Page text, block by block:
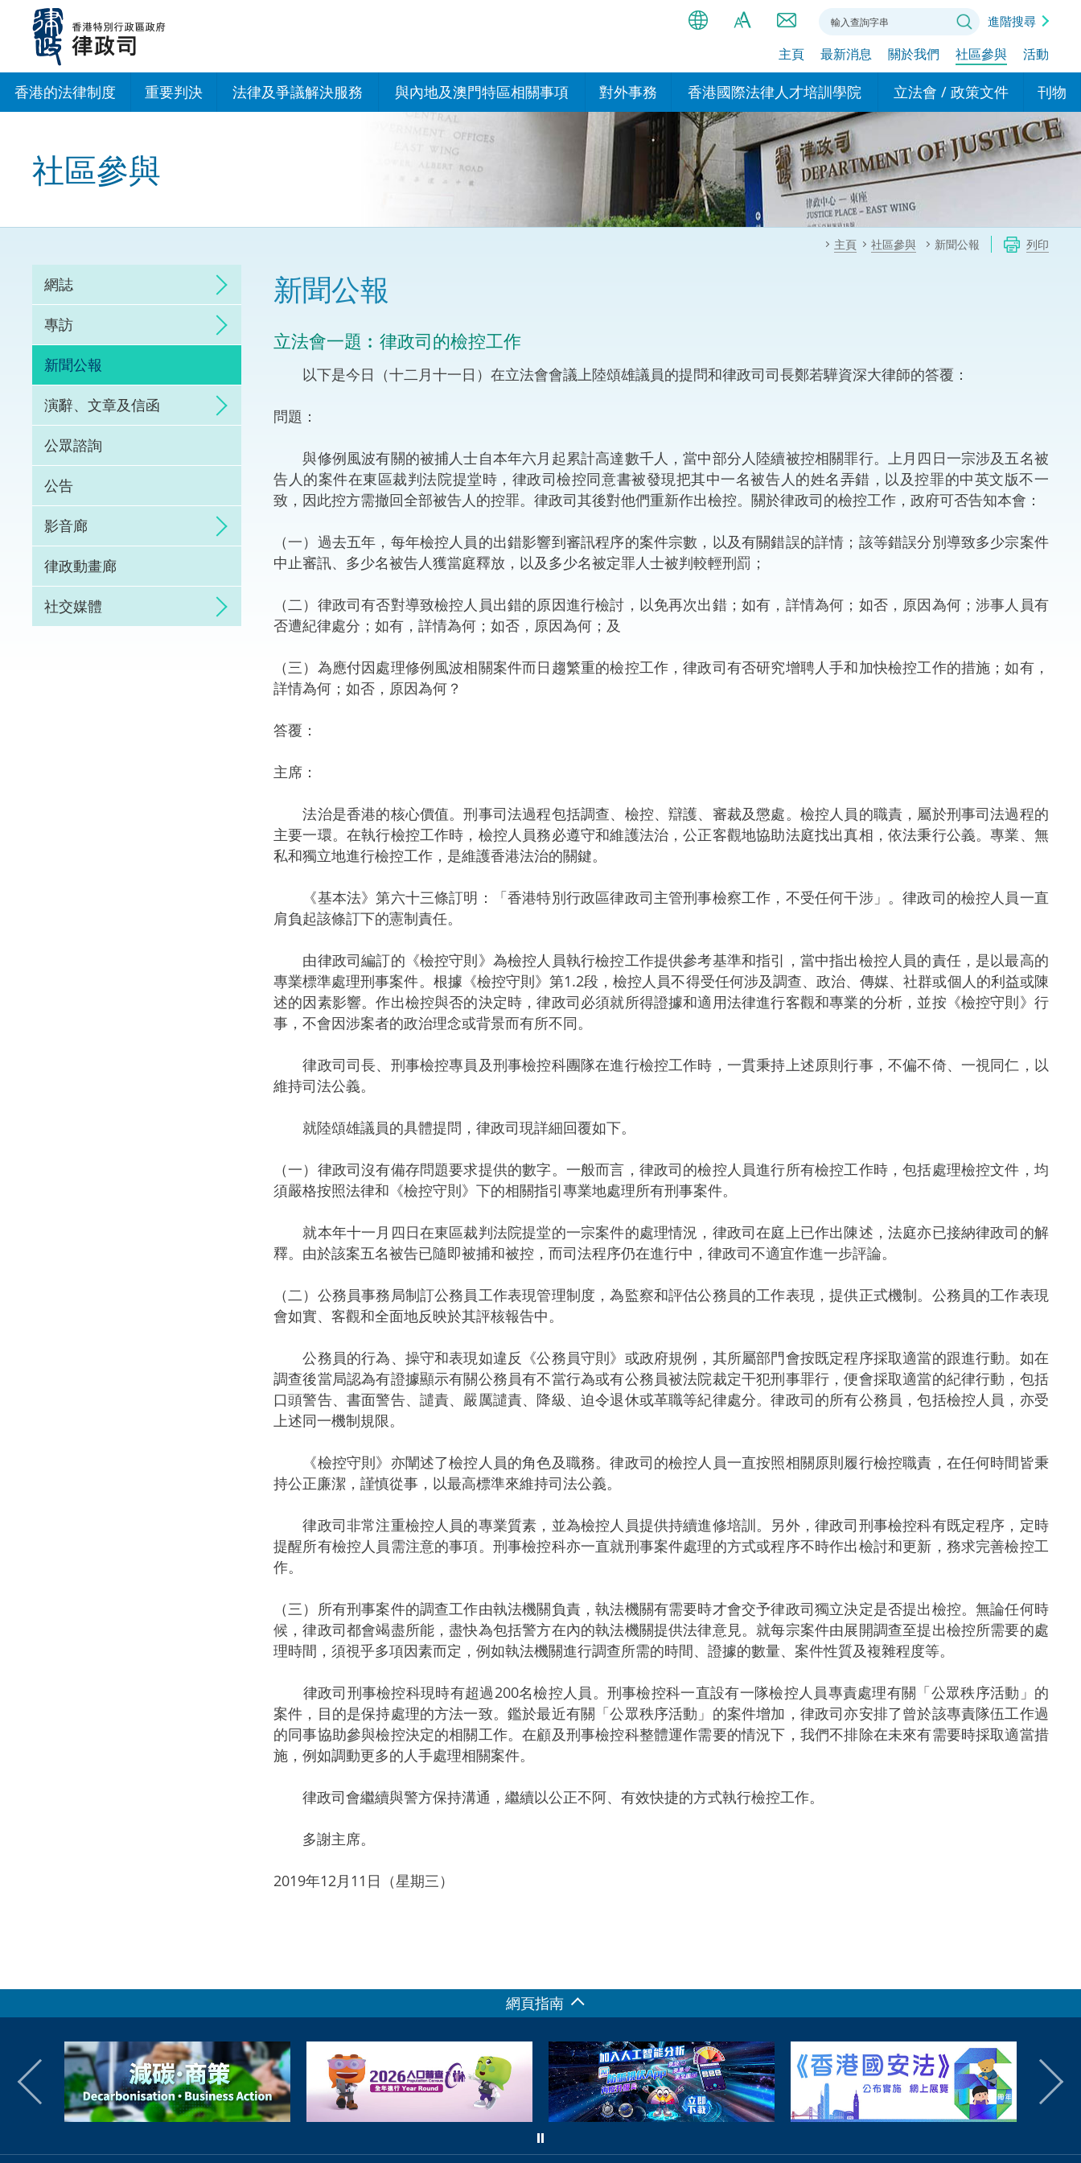
內
简
EN
Bahasa Indonesia (印尼語)
हिन्दी (印度語)
नेपाली (尼泊爾語)
Tiếng Việt (越南語)
A
A
進階搜尋
主頁 最新消息 關於我們 社區參與 活動
香港的法律制度 重要判決 法律及爭議解決服務
訴訟
網上爭議解決及法律科技
體育爭議解決先導計劃
能力建設
法律樞紐
促成交易和爭議解決服務中心
與內地及澳門特區相關事項
與內地的安排
香港與內地相互認可和執行民
商事案件判決的安排
關於建立更緊密經貿關係的安
與澳門特區的安排
“一帶一路”建設
對外事務
國際政府機構在香港設立辦事
處或運作
多邊協定
其他協定
香港國際法律人才培訓學院
我們的學院
我們的專家委員會
我們的辦公室
我們的培訓課程和能力建設項
立法會 / 政策文件
現行政策措施
政策文件
特別財務委員會
刊物
基本
民事
刑事
一般
社區參與
主頁 社區參與 新聞公報 列印
網誌
專訪
新聞公報
演辭、文章及信函
公眾諮詢
公告
影音廊
律政動畫廊
社交媒體
新聞公報
立法會一題︰律政司的檢控工作
以下是今日（十二月十一日）在立法會會議上陸頌雄議員的提問和律政司司長鄭若驊資深大律師的答覆：
問題：
與修例風波有關的被捕人士自本年六月起累計高達數千人，當中部分人陸續被控相關罪行。上月四日一宗涉及五名被
告人的案件在東區裁判法院提堂時，律政司檢控同意書被發現把其中一名被告人的姓名弄錯，以及控罪的中英文版不一
致，因此控方需撤回全部被告人的控罪。律政司其後對他們重新作出檢控。關於律政司的檢控工作，政府可否告知本會：
（一）過去五年，每年檢控人員的出錯影響到審訊程序的案件宗數，以及有關錯誤的詳情；該等錯誤分別導致多少宗案件
中止審訊、多少名被告人獲當庭釋放，以及多少名被定罪人士被判較輕刑罰；
（二）律政司有否對導致檢控人員出錯的原因進行檢討，以免再次出錯；如有，詳情為何；如否，原因為何；涉事人員有
否遭紀律處分；如有，詳情為何；如否，原因為何；及
（三）為應付因處理修例風波相關案件而日趨繁重的檢控工作，律政司有否研究增聘人手和加快檢控工作的措施；如有，
詳情為何；如否，原因為何？
答覆：
主席：
法治是香港的核心價值。刑事司法過程包括調查、檢控、辯護、審裁及懲處。檢控人員的職責，屬於刑事司法過程的
主要一環。在執行檢控工作時，檢控人員務必遵守和維護法治，公正客觀地協助法庭找出真相，依法秉行公義。專業、無
私和獨立地進行檢控工作，是維護香港法治的關鍵。
《基本法》第六十三條訂明：「香港特別行政區律政司主管刑事檢察工作，不受任何干涉」。律政司的檢控人員一直
肩負起該條訂下的憲制責任。
由律政司編訂的《檢控守則》為檢控人員執行檢控工作提供參考基準和指引，當中指出檢控人員的責任，是以最高的
專業標準處理刑事案件。根據《檢控守則》第1.2段，檢控人員不得受任何涉及調查、政治、傳媒、社群或個人的利益或陳
述的因素影響。作出檢控與否的決定時，律政司必須就所得證據和適用法律進行客觀和專業的分析，並按《檢控守則》行
事，不會因涉案者的政治理念或背景而有所不同。
律政司司長、刑事檢控專員及刑事檢控科團隊在進行檢控工作時，一貫秉持上述原則行事，不偏不倚、一視同仁，以
維持司法公義。
就陸頌雄議員的具體提問，律政司現詳細回覆如下。
（一）律政司沒有備存問題要求提供的數字。一般而言，律政司的檢控人員進行所有檢控工作時，包括處理檢控文件，均
須嚴格按照法律和《檢控守則》下的相關指引專業地處理所有刑事案件。
就本年十一月四日在東區裁判法院提堂的一宗案件的處理情況，律政司在庭上已作出陳述，法庭亦已接納律政司的解
釋。由於該案五名被告已隨即被捕和被控，而司法程序仍在進行中，律政司不適宜作進一步評論。
（二）公務員事務局制訂公務員工作表現管理制度，為監察和評估公務員的工作表現，提供正式機制。公務員的工作表現
會如實、客觀和全面地反映於其評核報告中。
公務員的行為、操守和表現如違反《公務員守則》或政府規例，其所屬部門會按既定程序採取適當的跟進行動。如在
調查後當局認為有證據顯示有關公務員有不當行為或有公務員被法院裁定干犯刑事罪行，便會採取適當的紀律行動，包括
口頭警告、書面警告、譴責、嚴厲譴責、降級、迫令退休或革職等紀律處分。律政司的所有公務員，包括檢控人員，亦受
上述同一機制規限。
《檢控守則》亦闡述了檢控人員的角色及職務。律政司的檢控人員一直按照相關原則履行檢控職責，在任何時間皆秉
持公正廉潔，謹慎從事，以最高標準來維持司法公義。
律政司非常注重檢控人員的專業質素，並為檢控人員提供持續進修培訓。另外，律政司刑事檢控科有既定程序，定時
提醒所有檢控人員需注意的事項。刑事檢控科亦一直就刑事案件處理的方式或程序不時作出檢討和更新，務求完善檢控工
作。
（三）所有刑事案件的調查工作由執法機關負責，執法機關有需要時才會交予律政司獨立決定是否提出檢控。無論任何時
候，律政司都會竭盡所能，盡快為包括警方在內的執法機關提供法律意見。就每宗案件由展開調查至提出檢控所需要的處
理時間，須視乎多項因素而定，例如執法機關進行調查所需的時間、證據的數量、案件性質及複雜程度等。
律政司刑事檢控科現時有超過200名檢控人員。刑事檢控科一直設有一隊檢控人員專責處理有關「公眾秩序活動」的
案件，目的是保持處理的方法一致。鑑於最近有關「公眾秩序活動」的案件增加，律政司亦安排了曾於該專責隊伍工作過
的同事協助參與檢控決定的相關工作。在顧及刑事檢控科整體運作需要的情況下，我們不排除在未來有需要時採取適當措
施，例如調動更多的人手處理相關案件。
律政司會繼續與警方保持溝通，繼續以公正不阿、有效快捷的方式執行檢控工作。
多謝主席。
2019年12月11日（星期三）
網頁指南